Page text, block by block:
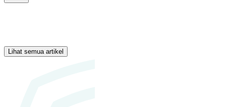
Lihat semua artikel